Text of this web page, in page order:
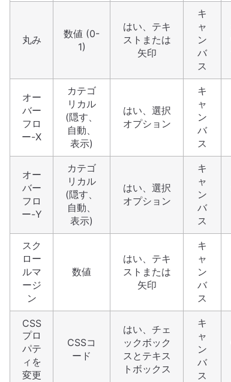
丸み
数値 (0-
1)
はい、テキ
ストまたは
矢印
キ
ャ
ン
バ
ス
オー
バー
フロ
ー-X
カテゴ
リカル
(隠す、
自動、
表示)
はい、選択
オプション
キ
ャ
ン
バ
ス
オー
バー
フロ
ー-Y
カテゴ
リカル
(隠す、
自動、
表示)
はい、選択
オプション
キ
ャ
ン
バ
ス
スク
ロー
ルマ
ージ
ン
数値
はい、テキ
ストまたは
矢印
キ
ャ
ン
バ
ス
CSS
プロ
パテ
ィを
変更
CSSコ
ード
はい、チェ
ックボック
スとテキス
トボックス
キ
ャ
ン
バ
ス